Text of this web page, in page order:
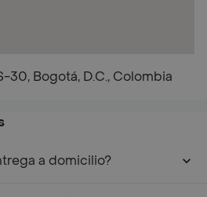
30, Bogotá, D.C., Colombia
a domicilio?